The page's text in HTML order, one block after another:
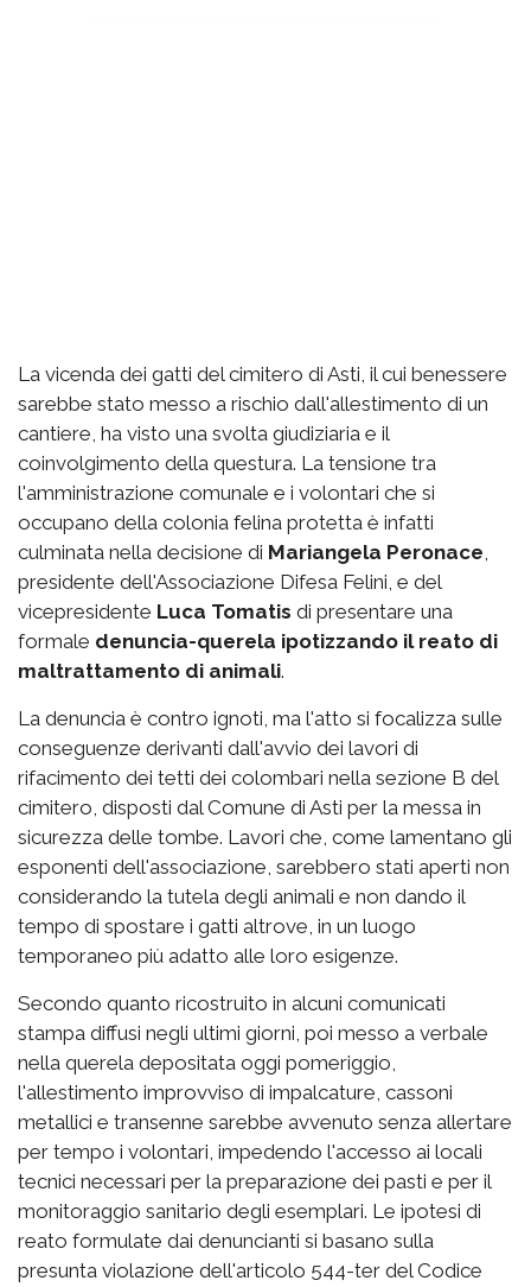
La vicenda dei gatti del cimitero di Asti, il cui benessere
sarebbe stato messo a rischio dall'allestimento di un
cantiere, ha visto una svolta giudiziaria e il
coinvolgimento della questura. La tensione tra
l'amministrazione comunale e i volontari che si
occupano della colonia felina protetta è infatti
culminata nella decisione di Mariangela Peronace,
presidente dell'Associazione Difesa Felini, e del
vicepresidente Luca Tomatis di presentare una
formale denuncia-querela ipotizzando il reato di
maltrattamento di animali.
La denuncia è contro ignoti, ma l'atto si focalizza sulle
conseguenze derivanti dall'avvio dei lavori di
rifacimento dei tetti dei colombari nella sezione B del
cimitero, disposti dal Comune di Asti per la messa in
sicurezza delle tombe. Lavori che, come lamentano gli
esponenti dell'associazione, sarebbero stati aperti non
considerando la tutela degli animali e non dando il
tempo di spostare i gatti altrove, in un luogo
temporaneo più adatto alle loro esigenze.
Secondo quanto ricostruito in alcuni comunicati
stampa diffusi negli ultimi giorni, poi messo a verbale
nella querela depositata oggi pomeriggio,
l'allestimento improvviso di impalcature, cassoni
metallici e transenne sarebbe avvenuto senza allertare
per tempo i volontari, impedendo l'accesso ai locali
tecnici necessari per la preparazione dei pasti e per il
monitoraggio sanitario degli esemplari. Le ipotesi di
reato formulate dai denuncianti si basano sulla
presunta violazione dell'articolo 544-ter del Codice